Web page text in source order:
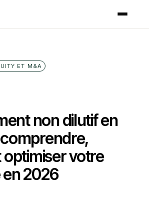
ET M&A
non dilutif en
optimiser votre
2026